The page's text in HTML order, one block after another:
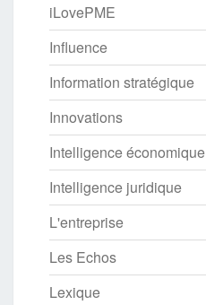
iLovePME
Influence
Information stratégique
Innovations
Intelligence économique
Intelligence juridique
L'entreprise
Les Echos
Lexique